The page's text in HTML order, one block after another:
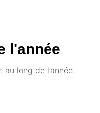
l'année
au long de l'année.